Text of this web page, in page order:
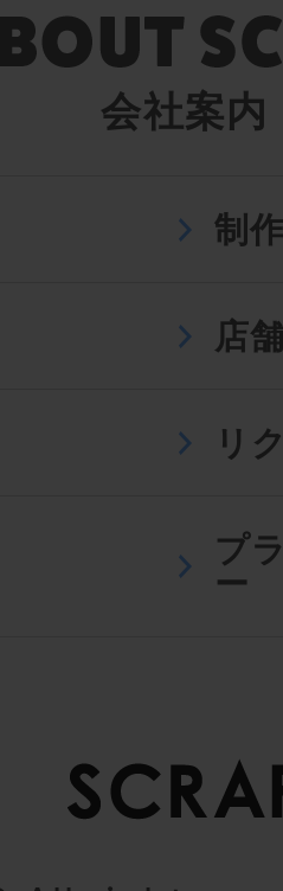
会社案内
制
店
リ
プ
ー